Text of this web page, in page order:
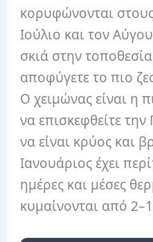
κορυφώνονται
Ιούλιο και τον
σκιά στην
αποφύγετε το πιο
Ο χειμώνας είναι η
να επισκεφθείτε
να είναι κρύος και
Ιανουάριος έχει
ημέρες και μέσες
κυμαίνονται από